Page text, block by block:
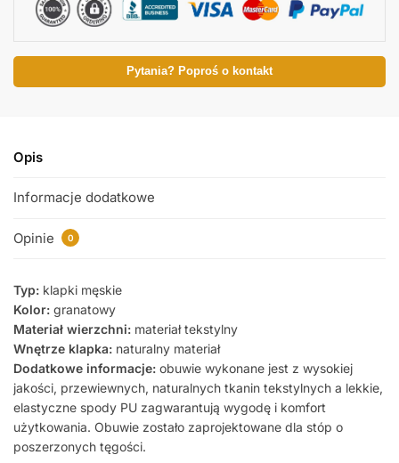
Pytania? Poproś o kontakt
Opis
Informacje dodatkowe
Opinie 0
Typ: klapki męskie
Kolor: granatowy
Materiał wierzchni: materiał tekstylny
Wnętrze klapka: naturalny materiał
Dodatkowe informacje: obuwie wykonane jest z wysokiej
jakości, przewiewnych, naturalnych tkanin tekstylnych a lekkie,
elastyczne spody PU zagwarantują wygodę i komfort
użytkowania. Obuwie zostało zaprojektowane dla stóp o
poszerzonych tęgości.